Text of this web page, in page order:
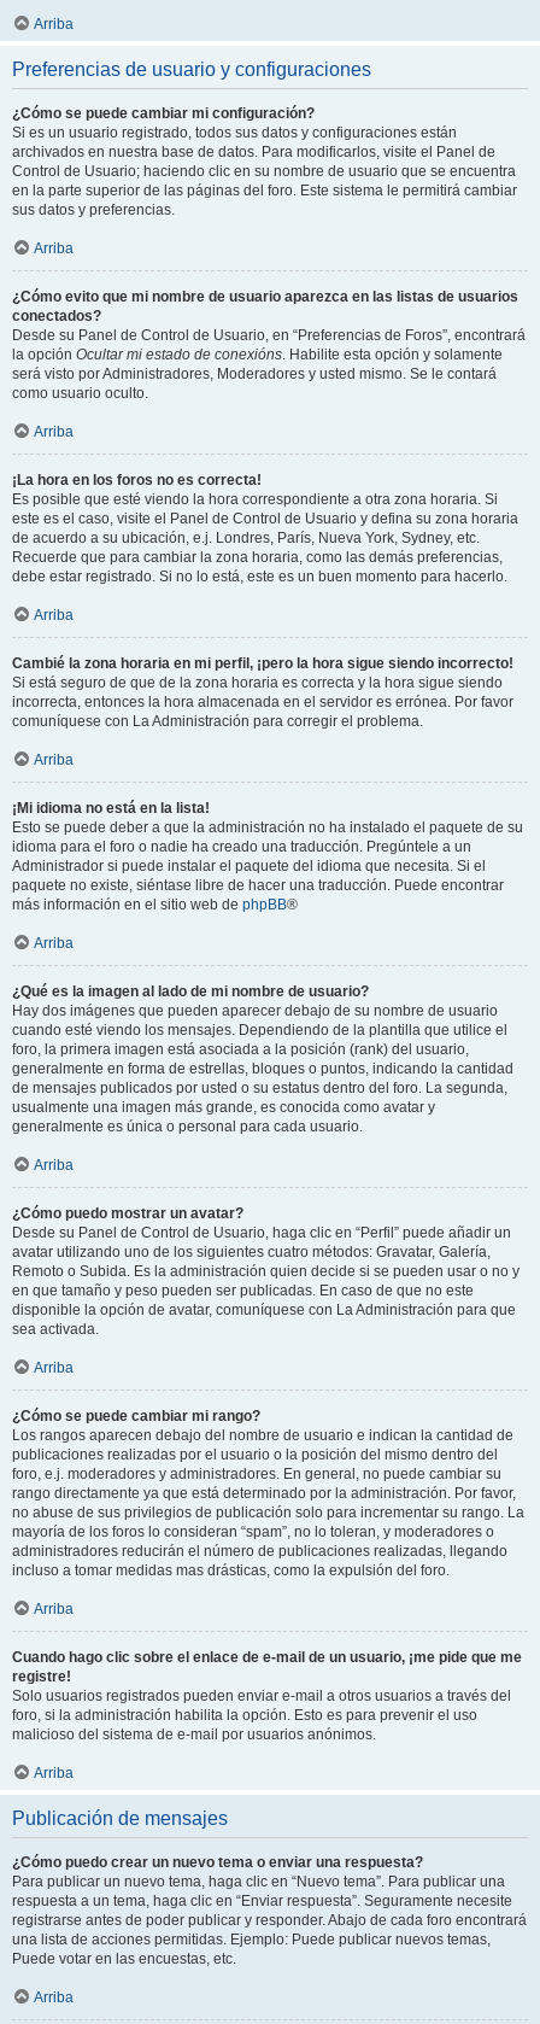
Arriba
Preferencias de usuario y configuraciones
¿Cómo se puede cambiar mi configuración?
Si es un usuario registrado, todos sus datos y configuraciones están
archivados en nuestra base de datos. Para modificarlos, visite el Panel de
Control de Usuario; haciendo clic en su nombre de usuario que se encuentra
en la parte superior de las páginas del foro. Este sistema le permitirá cambiar
sus datos y preferencias.
Arriba
¿Cómo evito que mi nombre de usuario aparezca en las listas de usuarios
conectados?
Desde su Panel de Control de Usuario, en “Preferencias de Foros”, encontrará
la opción Ocultar mi estado de conexións. Habilite esta opción y solamente
será visto por Administradores, Moderadores y usted mismo. Se le contará
como usuario oculto.
Arriba
¡La hora en los foros no es correcta!
Es posible que esté viendo la hora correspondiente a otra zona horaria. Si
este es el caso, visite el Panel de Control de Usuario y defina su zona horaria
de acuerdo a su ubicación, e.j. Londres, París, Nueva York, Sydney, etc.
Recuerde que para cambiar la zona horaria, como las demás preferencias,
debe estar registrado. Si no lo está, este es un buen momento para hacerlo.
Arriba
Cambié la zona horaria en mi perfil, ¡pero la hora sigue siendo incorrecto!
Si está seguro de que de la zona horaria es correcta y la hora sigue siendo
incorrecta, entonces la hora almacenada en el servidor es errónea. Por favor
comuníquese con La Administración para corregir el problema.
Arriba
¡Mi idioma no está en la lista!
Esto se puede deber a que la administración no ha instalado el paquete de su
idioma para el foro o nadie ha creado una traducción. Pregúntele a un
Administrador si puede instalar el paquete del idioma que necesita. Si el
paquete no existe, siéntase libre de hacer una traducción. Puede encontrar
más información en el sitio web de phpBB®
Arriba
¿Qué es la imagen al lado de mi nombre de usuario?
Hay dos imágenes que pueden aparecer debajo de su nombre de usuario
cuando esté viendo los mensajes. Dependiendo de la plantilla que utilice el
foro, la primera imagen está asociada a la posición (rank) del usuario,
generalmente en forma de estrellas, bloques o puntos, indicando la cantidad
de mensajes publicados por usted o su estatus dentro del foro. La segunda,
usualmente una imagen más grande, es conocida como avatar y
generalmente es única o personal para cada usuario.
Arriba
¿Cómo puedo mostrar un avatar?
Desde su Panel de Control de Usuario, haga clic en “Perfil” puede añadir un
avatar utilizando uno de los siguientes cuatro métodos: Gravatar, Galería,
Remoto o Subida. Es la administración quien decide si se pueden usar o no y
en que tamaño y peso pueden ser publicadas. En caso de que no este
disponible la opción de avatar, comuníquese con La Administración para que
sea activada.
Arriba
¿Cómo se puede cambiar mi rango?
Los rangos aparecen debajo del nombre de usuario e indican la cantidad de
publicaciones realizadas por el usuario o la posición del mismo dentro del
foro, e.j. moderadores y administradores. En general, no puede cambiar su
rango directamente ya que está determinado por la administración. Por favor,
no abuse de sus privilegios de publicación solo para incrementar su rango. La
mayoría de los foros lo consideran “spam”, no lo toleran, y moderadores o
administradores reducirán el número de publicaciones realizadas, llegando
incluso a tomar medidas mas drásticas, como la expulsión del foro.
Arriba
Cuando hago clic sobre el enlace de e-mail de un usuario, ¡me pide que me
registre!
Solo usuarios registrados pueden enviar e-mail a otros usuarios a través del
foro, si la administración habilita la opción. Esto es para prevenir el uso
malicioso del sistema de e-mail por usuarios anónimos.
Arriba
Publicación de mensajes
¿Cómo puedo crear un nuevo tema o enviar una respuesta?
Para publicar un nuevo tema, haga clic en “Nuevo tema”. Para publicar una
respuesta a un tema, haga clic en “Enviar respuesta”. Seguramente necesite
registrarse antes de poder publicar y responder. Abajo de cada foro encontrará
una lista de acciones permitidas. Ejemplo: Puede publicar nuevos temas,
Puede votar en las encuestas, etc.
Arriba